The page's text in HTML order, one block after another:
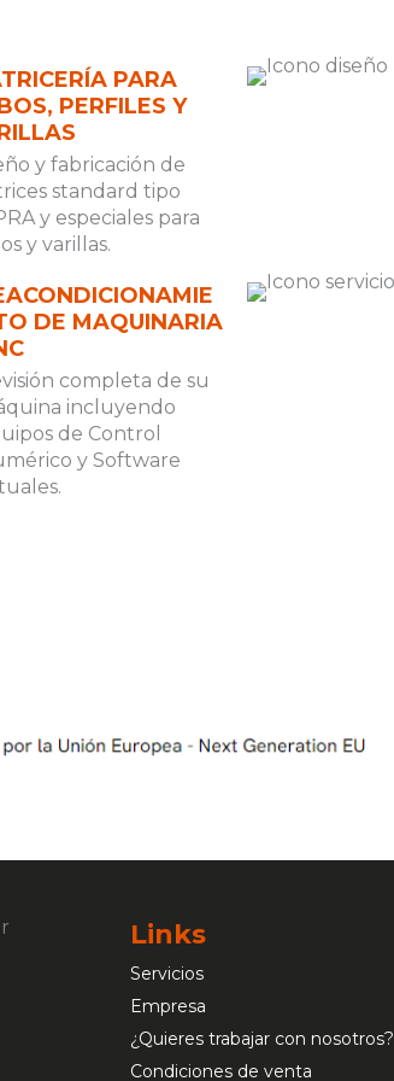
PARA
PERFILES Y
y fabricación de
standard tipo
y especiales para
y varillas.
DE MAQUINARIA
completa de su
incluyendo
de Control
y Software
Links
Servicios
Empresa
¿Quieres trabajar con nosotros?
Condiciones de venta